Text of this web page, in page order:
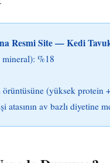
Resmi Site — Kedi
%18
(yüksek
atasının av bazlı diyetine